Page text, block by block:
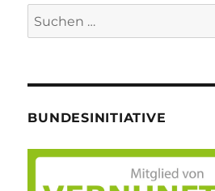
Suche
nach:
BUNDESINITIATIVE